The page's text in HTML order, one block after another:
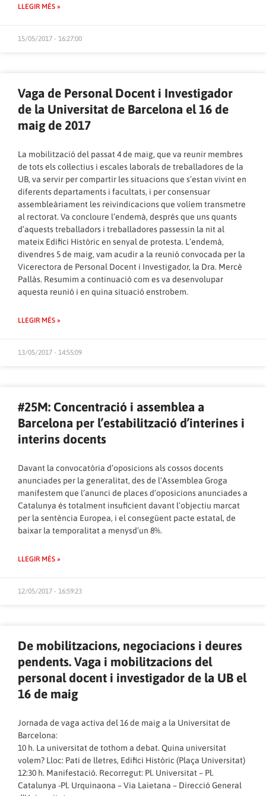
LLEGIR MÉS »
15/05/2017 - 16:27:00
Vaga de Personal Docent i Investigador
de la Universitat de Barcelona el 16 de
maig de 2017
La mobilització del passat 4 de maig, que va reunir membres
de tots els col·lectius i escales laborals de treballadores de la
UB, va servir per compartir les situacions que s’estan vivint en
diferents departaments i facultats, i per consensuar
assembleàriament les reivindicacions que volíem transmetre
al rectorat. Va concloure l’endemà, després que uns quants
d’aquests treballadors i treballadores passessin la nit al
mateix Edifici Històric en senyal de protesta. L’endemà,
divendres 5 de maig, vam acudir a la reunió convocada per la
Vicerectora de Personal Docent i Investigador, la Dra. Mercè
Pallàs. Resumim a continuació com es va desenvolupar
aquesta reunió i en quina situació enstrobem.
LLEGIR MÉS »
13/05/2017 - 14:55:09
#25M: Concentració i assemblea a
Barcelona per l’estabilització d’interines i
interins docents
Davant la convocatòria d’oposicions als cossos docents
anunciades per la generalitat, des de l’Assemblea Groga
manifestem que l’anunci de places d’oposicions anunciades a
Catalunya és totalment insuficient davant l’objectiu marcat
per la sentència Europea, i el consegüent pacte estatal, de
baixar la temporalitat a menysd’un 8%.
LLEGIR MÉS »
12/05/2017 - 16:59:23
De mobilitzacions, negociacions i deures
pendents. Vaga i mobilitzacions del
personal docent i investigador de la UB el
16 de maig
Jornada de vaga activa del 16 de maig a la Universitat de
Barcelona:
10 h. La universitat de tothom a debat. Quina universitat
volem? Lloc: Pati de lletres, Edifici Històric (Plaça Universitat)
12:30 h. Manifestació. Recorregut: Pl. Universitat – Pl.
Catalunya -Pl. Urquinaona – Via Laietana – Direcció General